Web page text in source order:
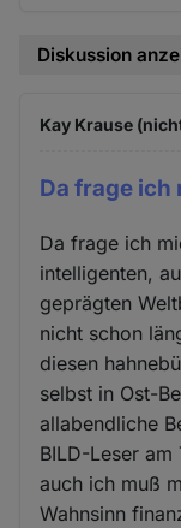
Diskussion
Kay Krause
Da frage ich
Da frage ich
intelligenten,
geprägten
nicht schon
diesen
selbst in Ost-
allabendliche
BILD-Leser am
auch ich muß
Wahnsinn